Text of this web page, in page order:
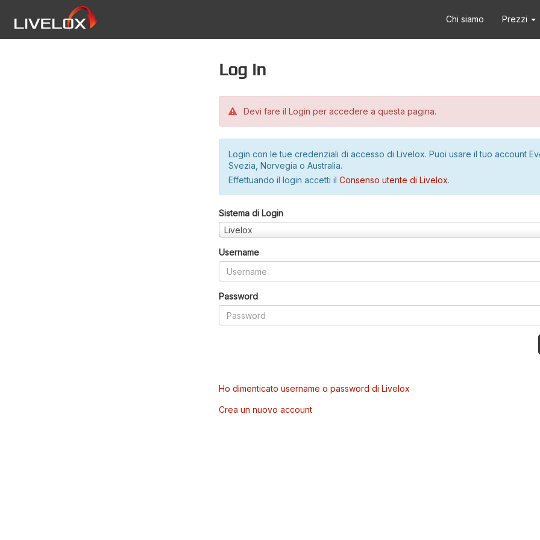
Chi siamo Prezzi
Log in
Devi fare il Login per accedere a questa pagina.
Login con le tue credenziali di accesso di Livelox. Puoi usare il tuo account
Svezia, Norvegia o Australia.
Effettuando il login accetti il Consenso utente di Livelox.
Sistema di Login
Livelox
Username
Password
Ho dimenticato username o password di Livelox
Crea un nuovo account